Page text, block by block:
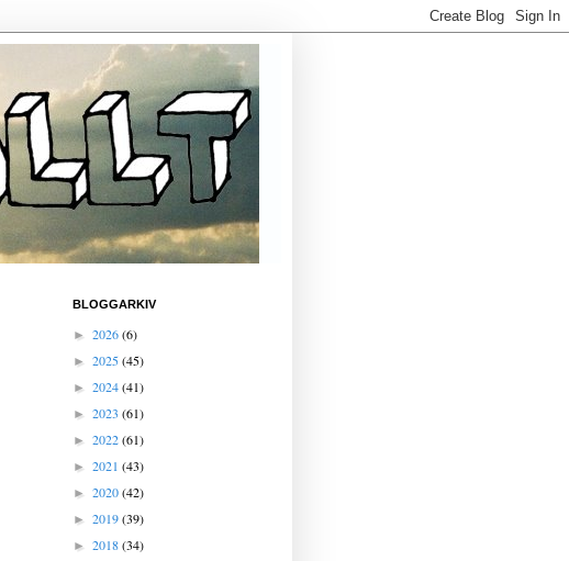
BLOGGARKIV
► 2026(6)
► 2025(45)
► 2024(41)
► 2023 (61)
► 2022(61)
► 2021 (43)
► 2020(42)
► 2019(39)
► 2018(34)